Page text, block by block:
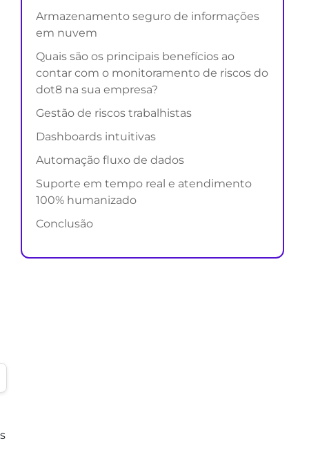
Armazenamento seguro de informações
em nuvem
Quais são os principais benefícios ao
contar com o monitoramento de riscos do
dot8 na sua empresa?
Gestão de riscos trabalhistas
Dashboards intuitivas
Automação fluxo de dados
Suporte em tempo real e atendimento
100% humanizado
Conclusão